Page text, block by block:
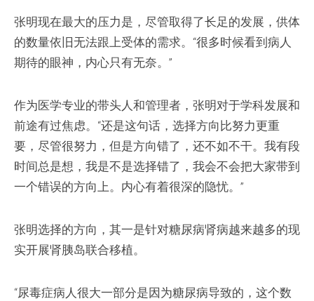
张明现在最大的压力是，尽管取得了长足的发展，供体
的数量依旧无法跟上受体的需求。“很多时候看到病人
期待的眼神，内心只有无奈。”
作为医学专业的带头人和管理者，张明对于学科发展和
前途有过焦虑。“还是这句话，选择方向比努力更重
要，尽管很努力，但是方向错了，还不如不干。我有段
时间总是想，我是不是选择错了，我会不会把大家带到
一个错误的方向上。内心有着很深的隐忧。”
张明选择的方向，其一是针对糖尿病肾病越来越多的现
实开展肾胰岛联合移植。
“尿毒症病人很大一部分是因为糖尿病导致的，这个数